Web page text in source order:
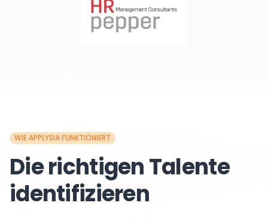
WIE APPLYSIA FUNKTIONIERT
Die richtigen Talente
identifizieren